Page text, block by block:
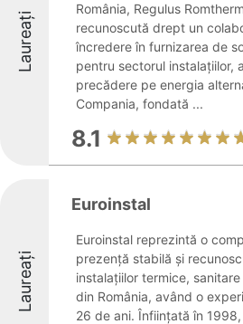
Laureați
România, Regulus
recunoscută drept un
încredere în furnizarea de
pentru sectorul instalațiilor,
precădere pe energia
Compania, fondată ...
8.1
Laureați
Euroinstal
Euroinstal reprezintă o
prezență stabilă și
instalațiilor termice,
din România, având o
26 de ani. Înființată în